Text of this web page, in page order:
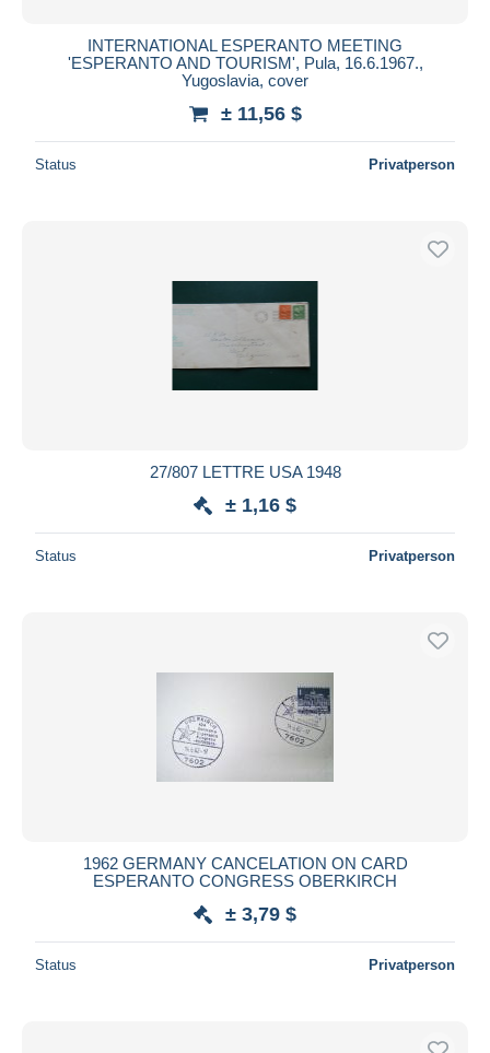
INTERNATIONAL ESPERANTO MEETING
'ESPERANTO AND TOURISM', Pula, 16.6.1967.,
Yugoslavia, cover
± 11,56 $
Status Privatperson
27/807 LETTRE USA 1948
± 1,16 $
Status Privatperson
1962 GERMANY CANCELATION ON CARD
ESPERANTO CONGRESS OBERKIRCH
± 3,79 $
Status Privatperson